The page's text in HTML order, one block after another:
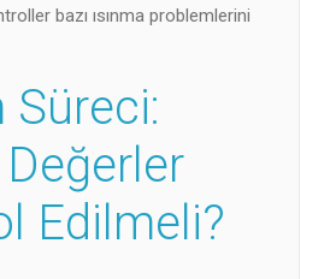
bazı ısınma problemlerini
Süreci:
Edilmeli?